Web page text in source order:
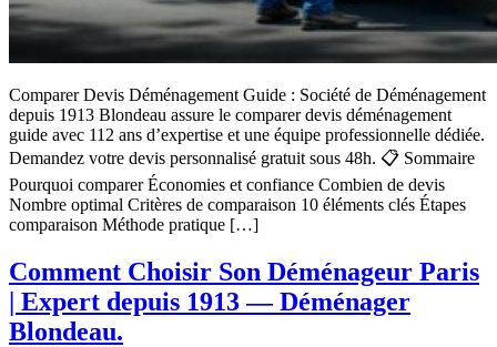
Comparer Devis Déménagement Guide : Société de Déménagement
depuis 1913 Blondeau assure le comparer devis déménagement
guide avec 112 ans d’expertise et une équipe professionnelle dédiée.
Demandez votre devis personnalisé gratuit sous 48h. 📋 Sommaire
Pourquoi comparer Économies et confiance Combien de devis
Nombre optimal Critères de comparaison 10 éléments clés Étapes
comparaison Méthode pratique […]
Comment Choisir Son Déménageur Paris
| Expert depuis 1913 — Déménager
Blondeau.